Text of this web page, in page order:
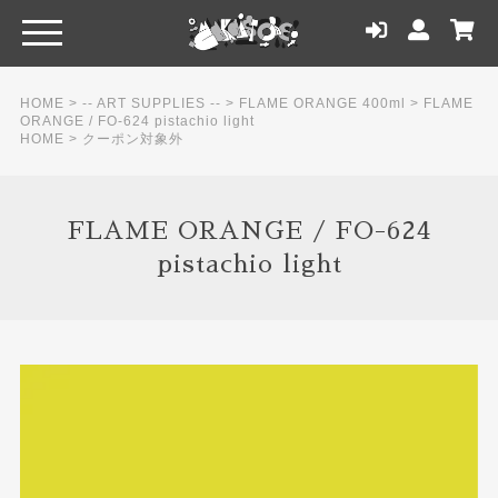
HOME > -- ART SUPPLIES -- > FLAME ORANGE 400ml > FLAME
ORANGE / FO-624 pistachio light
HOME > クーポン対象外
FLAME ORANGE / FO-624
pistachio light